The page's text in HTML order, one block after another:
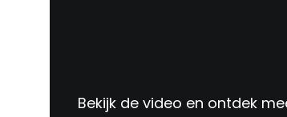
Bekijk de video en ontdek